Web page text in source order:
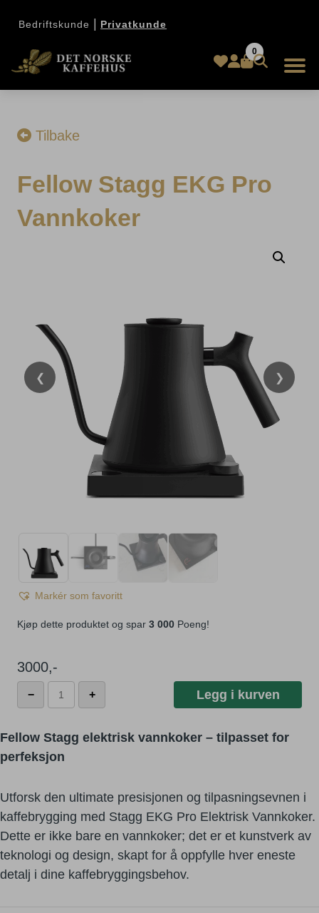
Bedriftskunde Privatkunde
0
Tilbake
Fellow Stagg EKG Pro
Vannkoker
❮ ❯
Markér som favoritt
Kjøp dette produktet og spar 3 000 Poeng!
3000,-
Pro
Vannkoker
antall
− + Legg i kurven
Fellow Stagg elektrisk vannkoker – tilpasset for
perfeksjon
Utforsk den ultimate presisjonen og tilpasningsevnen i
kaffebrygging med Stagg EKG Pro Elektrisk Vannkoker.
Dette er ikke bare en vannkoker; det er et kunstverk av
teknologi og design, skapt for å oppfylle hver eneste
detalj i dine kaffebryggingsbehov.